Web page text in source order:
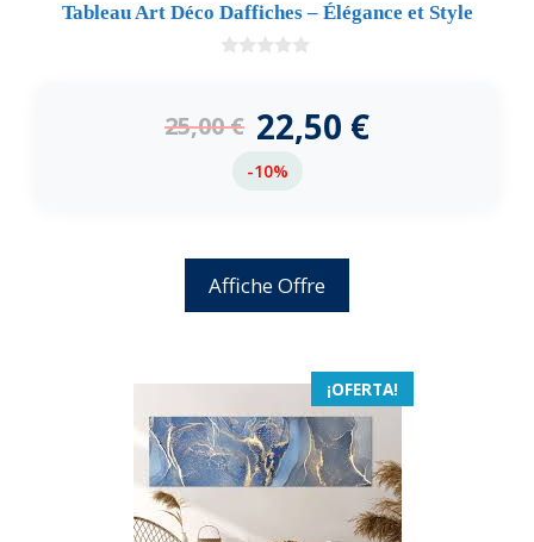
Tableau Art Déco Daffiches – Élégance et Style
5
25,00€ 22,50 €
-10%
Affiche Offre
¡OFERTA!